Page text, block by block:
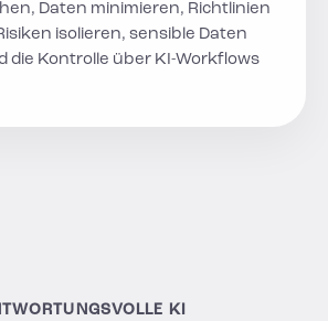
Daten minimieren, Richtlinien
isolieren, sensible Daten
die Kontrolle über KI-Workflows
KI